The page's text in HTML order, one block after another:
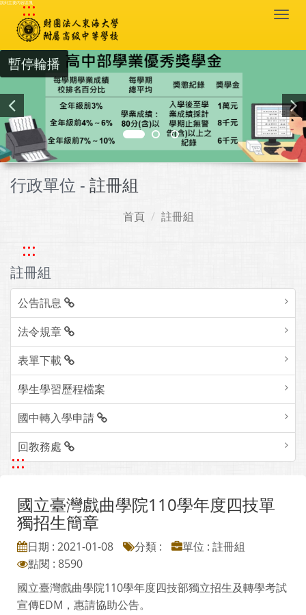
跳到主要內容區塊
:::
暫停輪播
行政單位 - 註冊組
首頁 註冊組
:::
註冊組
公告訊息
法令規章
表單下載
學生學習歷程檔案
國中轉入學申請
回教務處
:::
國立臺灣戲曲學院110學年度四技單
獨招生簡章
日期 : 2021-01-08 分類 :
單位 : 註冊組
點閱 : 8590
國立臺灣戲曲學院110學年度四技部獨立招生及轉學考試
宣傳EDM，惠請協助公告。